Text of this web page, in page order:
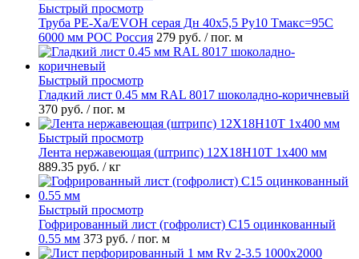
Быстрый просмотр
Труба PE-Xa/EVOH серая Дн 40х5,5 Ру10 Тмакс=95C
6000 мм РОС Россия 279 руб. / пог. м
Быстрый просмотр
Гладкий лист 0.45 мм RAL 8017 шоколадно-коричневый
370 руб. / пог. м
Быстрый просмотр
Лента нержавеющая (штрипс) 12Х18Н10Т 1х400 мм
889.35 руб. / кг
Быстрый просмотр
Гофрированный лист (гофролист) С15 оцинкованный
0.55 мм 373 руб. / пог. м